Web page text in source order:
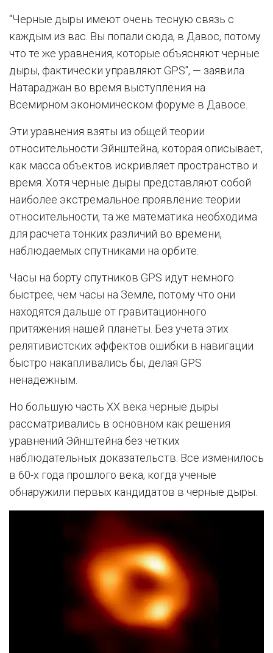
"Черные дыры имеют очень тесную связь с
каждым из ваc. Вы попали сюда, в Давос, потому
что те же уравнения, которые объясняют черные
дыры, фактически управляют GPS", — заявила
Натараджан во время выступления на
Всемирном экономическом форуме в Давосе.
Эти уравнения взяты из общей теории
относительности Эйнштейна, которая описывает,
как масса объектов искривляет пространство и
время. Хотя черные дыры представляют собой
наиболее экстремальное проявление теории
относительности, та же математика необходима
для расчета тонких различий во времени,
наблюдаемых спутниками на орбите.
Часы на борту спутников GPS идут немного
быстрее, чем часы на Земле, потому что они
находятся дальше от гравитационного
притяжения нашей планеты. Без учета этих
релятивистских эффектов ошибки в навигации
быстро накапливались бы, делая GPS
ненадежным.
Но большую часть XX века черные дыры
рассматривались в основном как решения
уравнений Эйнштейна без четких
наблюдательных доказательств. Все изменилось
в 60-х года прошлого века, когда ученые
обнаружили первых кандидатов в черные дыры.